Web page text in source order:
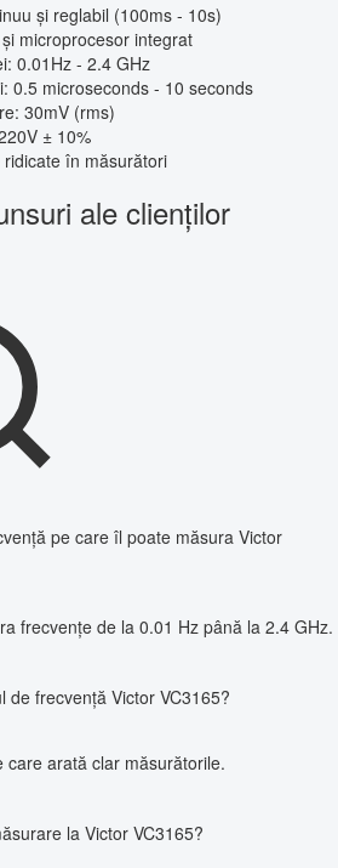
și reglabil (100ms - 10s)
microprocesor integrat
0.01Hz - 2.4 GHz
0.5 microseconds - 10 seconds
30mV (rms)
± 10%
în măsurători
ale clienților
pe care îl poate măsura Victor
frecvențe de la 0.01 Hz până la 2.4 GHz.
de frecvență Victor VC3165?
care arată clar măsurătorile.
la Victor VC3165?